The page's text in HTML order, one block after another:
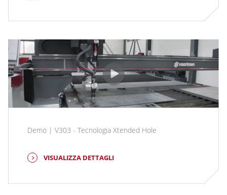
Demo | V303 - Tecnologia Xtended Hole
VISUALIZZA DETTAGLI